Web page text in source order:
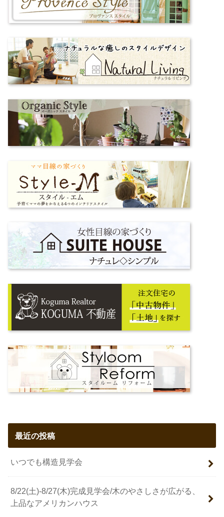
最近の投稿
いつでも構造見学会
8/22(土)-8/27(木)完成見学会/木のやさしさが広がる、
上品なアメリカンハウス